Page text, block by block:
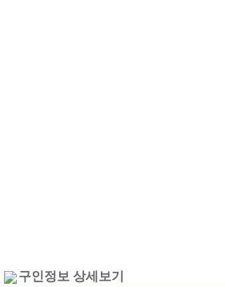
구인정보 상세보기